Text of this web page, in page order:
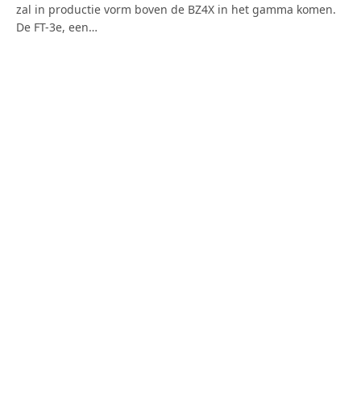
zal in productie vorm boven de BZ4X in het gamma komen.
De FT-3e, een…